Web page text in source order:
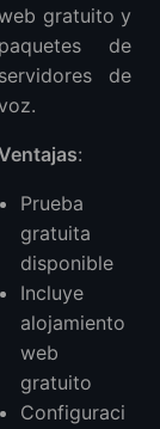
gratuito y
paquetes de
servidores de
:
Prueba
gratuita
disponible
Incluye
alojamiento
web
gratuito
Configuraci